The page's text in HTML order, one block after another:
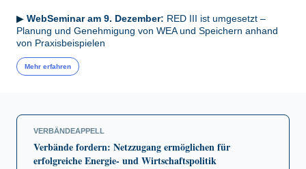
▶ WebSeminar am 9. Dezember: RED III ist umgesetzt –
Planung und Genehmigung von WEA und Speichern anhand
von Praxisbeispielen
Mehr erfahren
VERBÄNDEAPPELL
Verbände fordern: Netzzugang ermöglichen für
erfolgreiche Energie- und Wirtschaftspolitik